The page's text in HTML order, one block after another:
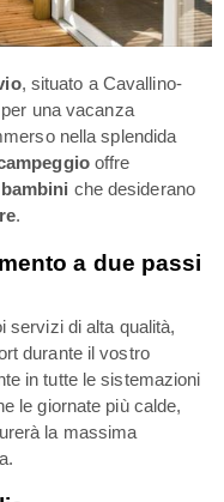
, situato a Cavallino-
una vacanza
nella splendida
offre
che desiderano
.
a due passi
servizi di alta qualità,
durante il vostro
in tutte le sistemazioni
le giornate più calde,
la massima